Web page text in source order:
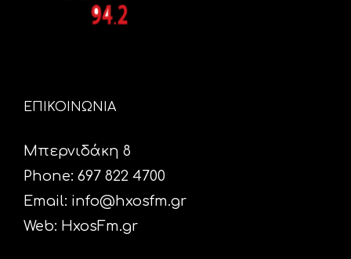
ΕΠΙΚΟΙΝΩΝΙΑ
Μπερνιδάκη 8
Phone: 697 822 4700
Email: info@hxosfm.gr
Web: HxosFm.gr